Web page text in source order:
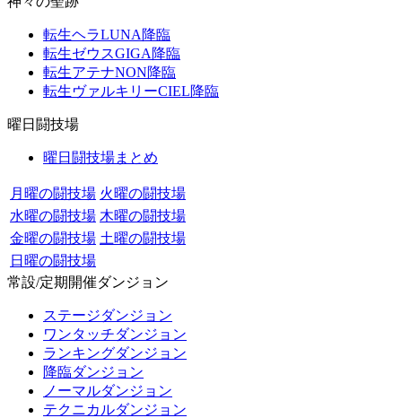
転生ヘラLUNA降臨
転生ゼウスGIGA降臨
転生アテナNON降臨
転生ヴァルキリーCIEL降臨
曜日闘技場
曜日闘技場まとめ
月曜の闘技場 火曜の闘技場
水曜の闘技場 木曜の闘技場
金曜の闘技場 土曜の闘技場
日曜の闘技場
常設/定期開催ダンジョン
ステージダンジョン
ワンタッチダンジョン
ランキングダンジョン
降臨ダンジョン
ノーマルダンジョン
テクニカルダンジョン